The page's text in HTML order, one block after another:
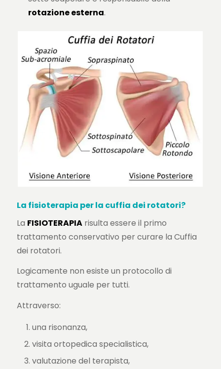
rotazione esterna.
La fisioterapia per la cuffia dei rotatori?
La FISIOTERAPIArisulta essere il primo
trattamento conservativo per curare la Cuffia
dei rotatori.
Logicamente non esiste un protocollo di
trattamento uguale per tutti.
Attraverso:
una risonanza,
visita ortopedica specialistica,
valutazione del terapista,